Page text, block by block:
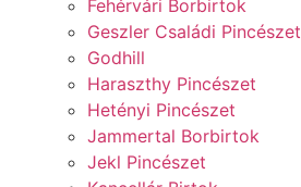
Fehérvári Borbirtok
Geszler Családi Pincészet
Godhill
Haraszthy Pincészet
Hetényi Pincészet
Jammertal Borbirtok
Jekl Pincészet